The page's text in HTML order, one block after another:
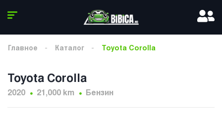
Главное Каталог Toyota Corolla
Toyota Corolla
2020 21,000 km Бензин